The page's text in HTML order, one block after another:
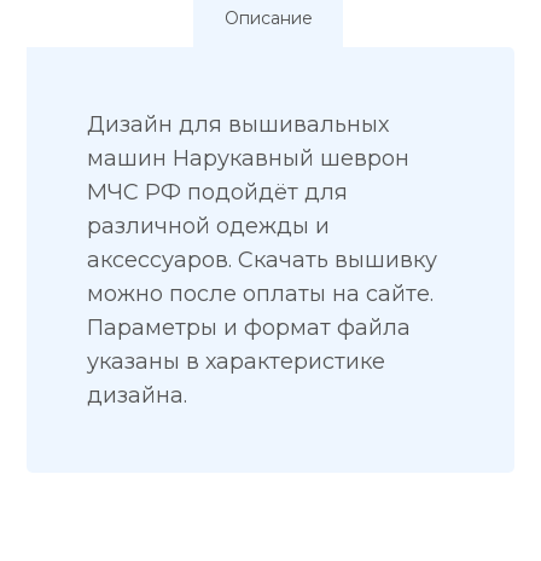
Описание
Дизайн для вышивальных
машин Нарукавный шеврон
МЧС РФ подойдёт для
различной одежды и
аксессуаров. Скачать вышивку
можно после оплаты на сайте.
Параметры и формат файла
указаны в характеристике
дизайна.